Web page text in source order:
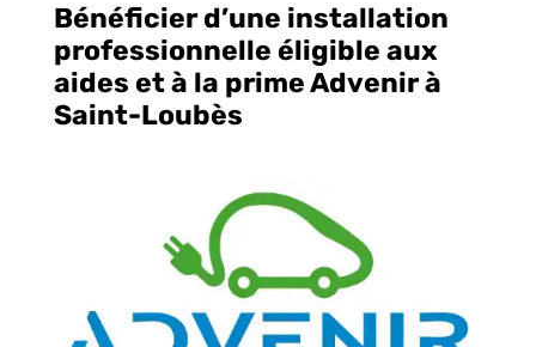
Bénéficier d’une installation
professionnelle éligible aux
aides et à la prime Advenir à
Saint-Loubès